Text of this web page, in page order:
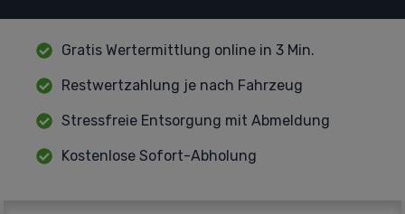
Gratis Wertermittlung online in 3 Min.
Restwertzahlung je nach Fahrzeug
Stressfreie Entsorgung mit Abmeldung
Kostenlose Sofort-Abholung